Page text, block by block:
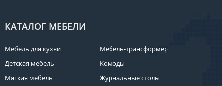
КАТАЛОГ МЕБЕЛИ
Мебель для кухни
Детская мебель
Мягкая мебель
Мебель-трансформер
Комоды
Журнальные столы